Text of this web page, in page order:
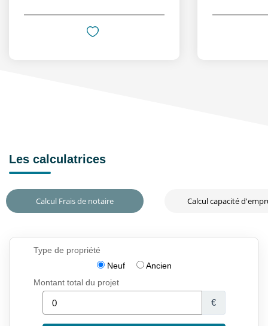
Les calculatrices
Calcul Frais de notaire Calcul capacité